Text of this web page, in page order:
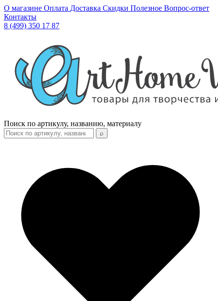
О магазине Оплата Доставка Скидки Полезное Вопрос-ответ
Контакты
8 (499) 350 17 87
Поиск по артикулу, названию, материалу
⌕